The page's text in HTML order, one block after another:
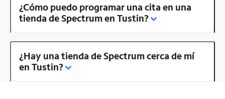
¿Cómo puedo programar una cita en una
tienda de Spectrum en Tustin?
¿Hay una tienda de Spectrum cerca de mí
en Tustin?